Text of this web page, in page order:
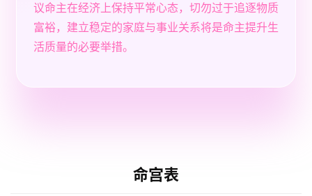
议命主在经济上保持平常心态，切勿过于追逐物质
富裕，建立稳定的家庭与事业关系将是命主提升生
活质量的必要举措。
命宫表